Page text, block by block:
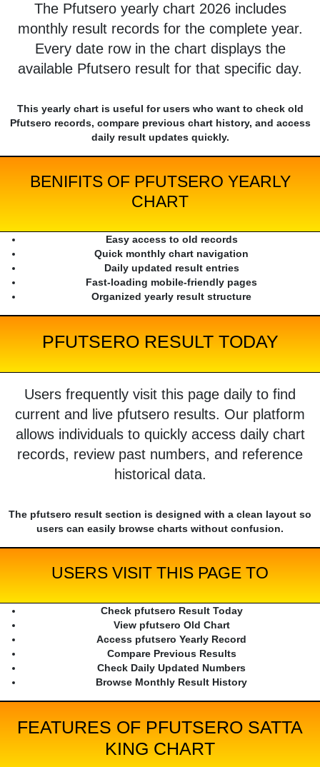
The Pfutsero yearly chart 2026 includes
monthly result records for the complete year.
Every date row in the chart displays the
available Pfutsero result for that specific day.
This yearly chart is useful for users who want to check old
Pfutsero records, compare previous chart history, and access
daily result updates quickly.
BENIFITS OF PFUTSERO YEARLY
CHART
Easy access to old records
Quick monthly chart navigation
Daily updated result entries
Fast-loading mobile-friendly pages
Organized yearly result structure
PFUTSERO RESULT TODAY
Users frequently visit this page daily to find
current and live pfutsero results. Our platform
allows individuals to quickly access daily chart
records, review past numbers, and reference
historical data.
The pfutsero result section is designed with a clean layout so
users can easily browse charts without confusion.
USERS VISIT THIS PAGE TO
Check pfutsero Result Today
View pfutsero Old Chart
Access pfutsero Yearly Record
Compare Previous Results
Check Daily Updated Numbers
Browse Monthly Result History
FEATURES OF PFUTSERO SATTA
KING CHART